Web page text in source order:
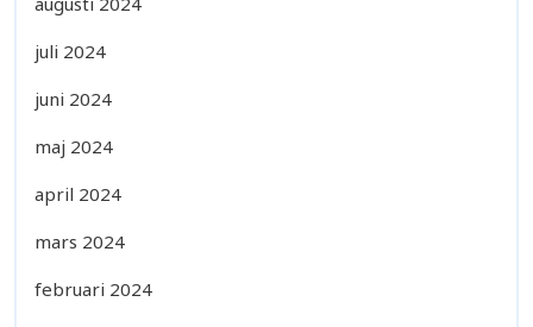
juli 2024
juni 2024
maj 2024
april 2024
mars 2024
februari 2024